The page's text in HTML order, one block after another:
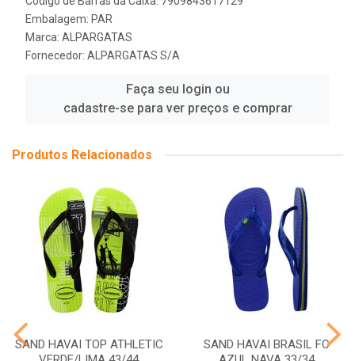
Embalagem: PAR
Marca: ALPARGATAS
Fornecedor: ALPARGATAS S/A
Faça seu login ou
cadastre-se para ver preços e comprar
Produtos Relacionados
SAND HAVAI TOP ATHLETIC
SAND HAVAI BRASIL FC